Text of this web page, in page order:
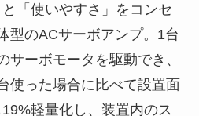
「使いやすさ」をコンセ
型のACサーボアンプ。1台
サーボモータを駆動でき、
使った場合に比べて設置面
軽量化し、装置内のス